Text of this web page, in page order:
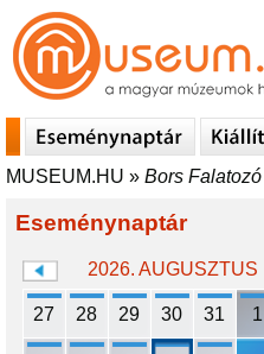
MUSEUM.HU » Bors Falatozó
Eseménynaptár
2026. AUGUSZTUS
27 28 29 30 31 1